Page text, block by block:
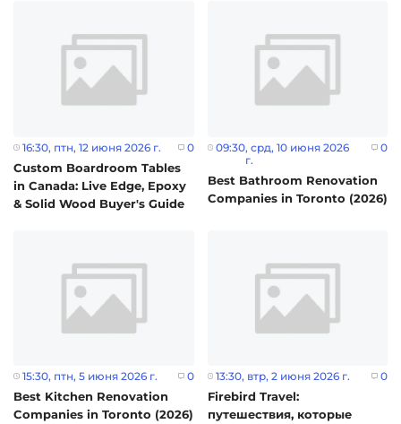
16:30, птн, 12 июня 2026 г. 0
Custom Boardroom Tables
in Canada: Live Edge, Epoxy
& Solid Wood Buyer's Guide
09:30, срд, 10 июня 2026
г.
0
Best Bathroom Renovation
Companies in Toronto (2026)
15:30, птн, 5 июня 2026 г. 0
Best Kitchen Renovation
Companies in Toronto (2026)
13:30, втр, 2 июня 2026 г. 0
Firebird Travel:
путешествия, которые